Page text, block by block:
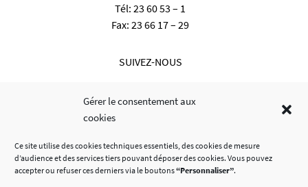
Gérer le consentement aux
cookies
Ce site utilise des cookies techniques essentiels, des cookies de mesure
d’audience et des services tiers pouvant déposer des cookies. Vous pouvez
accepter ou refuser ces derniers via le boutons“Personnaliser”.
Tél:23 60 53 – 1
Fax:23 66 17 – 29
SUIVEZ-NOUS